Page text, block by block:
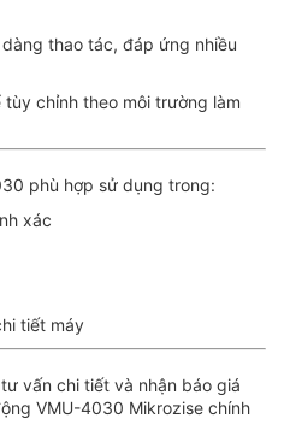
thao tác, đáp ứng nhiều
chỉnh theo môi trường làm
phù hợp sử dụng trong:
xác
tiết máy
vấn chi tiết và nhận báo giá
VMU-4030 Mikrozise chính